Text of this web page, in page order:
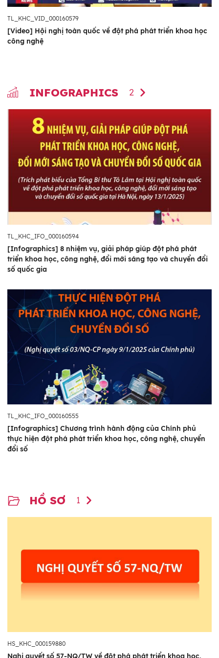
TL_KHC_VID_000160579
[Video] Hội nghị toàn quốc về đột phá phát triển khoa học
công nghệ
INFOGRAPHICS 2
TL_KHC_IFO_000160594
[Infographics] 8 nhiệm vụ, giải pháp giúp đột phá phát
triển khoa học, công nghệ, đổi mới sáng tạo và chuyển đổi
số quốc gia
TL_KHC_IFO_000160555
[Infographics] Chương trình hành động của Chính phủ
thực hiện đột phá phát triển khoa học, công nghệ, chuyển
đổi số
HỒ SƠ 1
HS_KHC_000159880
Nghị quyết số 57-NQ/TW về đột phá phát triển khoa học,